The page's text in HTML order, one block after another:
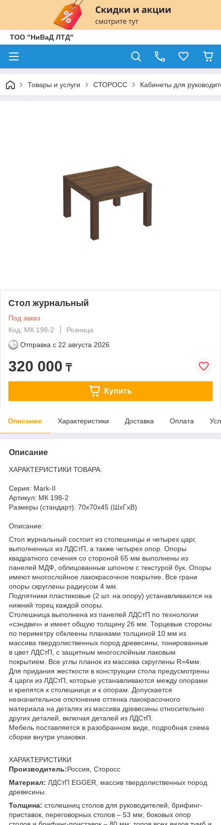
ТОО "НиВаД ЛТД"
Товары и услуги СТОРОСС Кабинеты для
Стол журнальный
Под заказ
Код: МК 198-2
Розница
Отправка с 22 августа 2026
320 000 ₸
Купить
Описание Характеристики Доставка Оплата
Описание
ХАРАКТЕРИСТИКИ ТОВАРА:
Серия: Mark-II
Артикул: МК 198-2
Размеры (стандарт): 70x70x45 (ШхГхВ)
Описание:
Стол журнальный состоит из столешницы и четырех царг,
выполненных из ЛДСтП, а также четырех опор. Опоры
квадратного сечения со стороной 65 мм выполнены из
панелей МДФ, облицованные шпоном с текстурой бук. Опоры
имеют многослойное лакокрасочное покрытие. Все грани
опоры скруглены радиусом 4 мм.
Подпятники пластиковые (2 шт. на опору) устанавливаются на
нижний торец каждой опоры.
Столешница выполнена из панелей ЛДСтП по технологии
«сэндвич» и имеет общую толщину 26 мм. Торцевые стороны
по периметру обклеены планками толщиной 10 мм из
массива твердолиственных пород древесины, тонированные
в цвет ЛДСтП, с защитным многослойным лаковым
покрытием. Все углы планок из массива скруглены R=4мм.
Для придания жесткости в конструкции стола предусмотрены
4 царги из ЛДСтП, которые устанавливаются между опорами
и крепятся к столешнице и к опорам. Допускается
незначительное отклонение оттенка лакокрасочного
материала на деталях из массива древесины относительно
других деталей, включая деталей из ЛДСтП.
Мебель поставляется в разобранном виде, подробная схема
сборки внутри упаковки.
ХАРАКТЕРИСТИКИ
Производитель:Россия, Сторосс
Материал: ЛДСтП EGGER, массив твердолиственных пород
древесины.
Толщина: столешниц столов для руководителей, брифинг-
приставок, переговорных столов – 53 мм; боковых опор